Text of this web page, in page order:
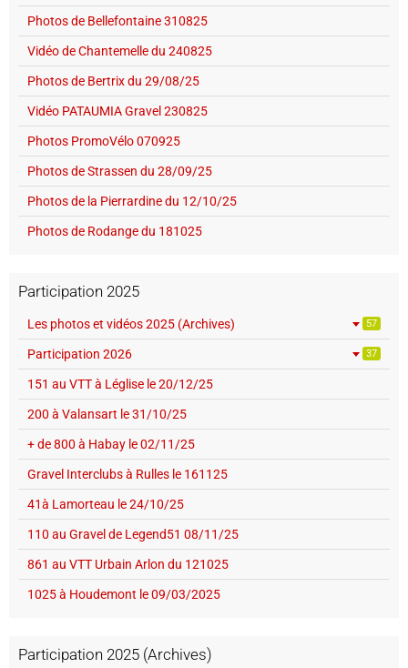
Photos de Bellefontaine 310825
Vidéo de Chantemelle du 240825
Photos de Bertrix du 29/08/25
Vidéo PATAUMIA Gravel 230825
Photos PromoVélo 070925
Photos de Strassen du 28/09/25
Photos de la Pierrardine du 12/10/25
Photos de Rodange du 181025
Participation 2025
Les photos et vidéos 2025 (Archives) 57
Participation 2026 37
151 au VTT à Léglise le 20/12/25
200 à Valansart le 31/10/25
+ de 800 à Habay le 02/11/25
Gravel Interclubs à Rulles le 161125
41à Lamorteau le 24/10/25
110 au Gravel de Legend51 08/11/25
861 au VTT Urbain Arlon du 121025
1025 à Houdemont le 09/03/2025
Participation 2025 (Archives)